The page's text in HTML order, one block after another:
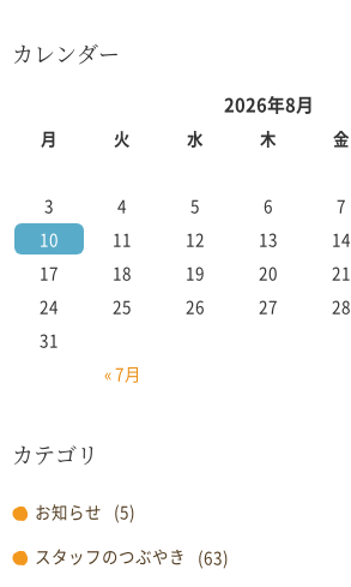
カレンダー
2026年8月
月 火 水 木 金
« 7月
3
4 5 6 7
10
11 12 13 14
17
18 19 20 21
24
25 26 27 28
31
カテゴリ
お知らせ (5)
スタッフのつぶやき
(63)